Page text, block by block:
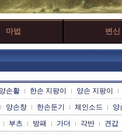
마법 변신
양손활 한손 지팡이 양손 지팡이
양손창 한손둔기 체인소드
양
부츠 방패 가더 각반
견갑